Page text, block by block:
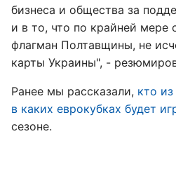
бизнеса и общества за
и в то, что по крайней мере
флагман Полтавщины, не
карты Украины", -
Ранее мы рассказали, кто
в каких еврокубках будет
сезоне.